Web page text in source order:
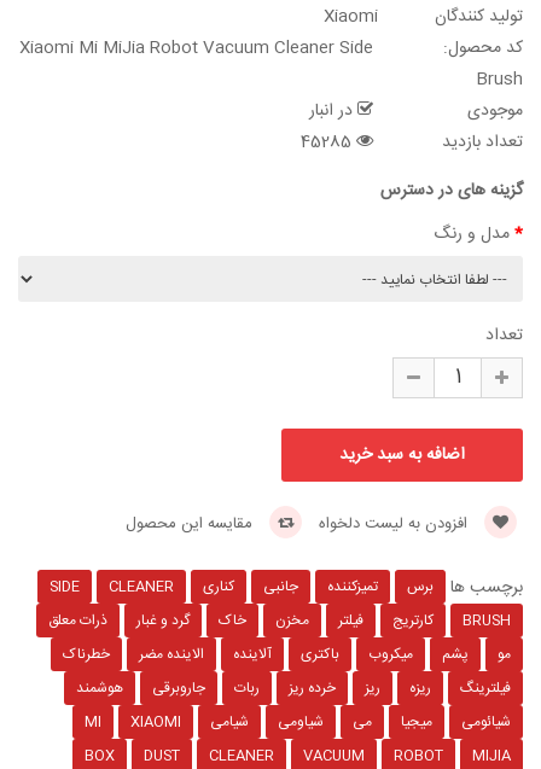
تولید کنندگان
Xiaomi
کد محصول:
Xiaomi Mi MiJia Robot Vacuum Cleaner Side
Brush
موجودی
در انبار
تعداد بازدید
گزینه های در دسترس
مدل و رنگ
تعداد
افزودن به لیست دلخواه مقایسه این محصول
برچسب ها برس تمیزکننده جانبی کناری CLEANER
SIDE
BRUSH
کارتریج فیلتر مخزن خاک گرد و غبار
ذرات معلق
مو
پشم میکروب باکتری آلاینده الاینده مضر
خطرناک
فیلترینگ
ریزه ریز خرده ریز ربات جاروبرقی
هوشمند
شیائومی
میجیا می شیاومی شیامی XIAOMI
MI
MIJIA
ROBOT
VACUUM
CLEANER
DUST
BOX